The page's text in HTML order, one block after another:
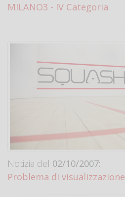
MILANO3 - IV Categoria
Notizia del 02/10/2007:
Problema di visualizzazione